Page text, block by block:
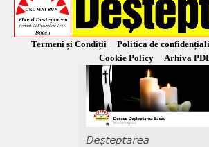
Termeni și Condiții Politica de
Cookie Policy
Arhiva